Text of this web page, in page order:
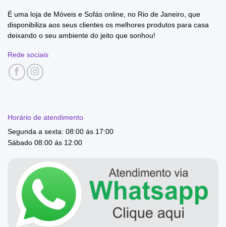
É uma loja de Móveis e Sofás online, no Rio de Janeiro, que
disponibiliza aos seus clientes os melhores produtos para casa
deixando o seu ambiente do jeito que sonhou!
Rede sociais
Horário de atendimento
Segunda a sexta: 08:00 ás 17:00
Sábado 08:00 ás 12:00